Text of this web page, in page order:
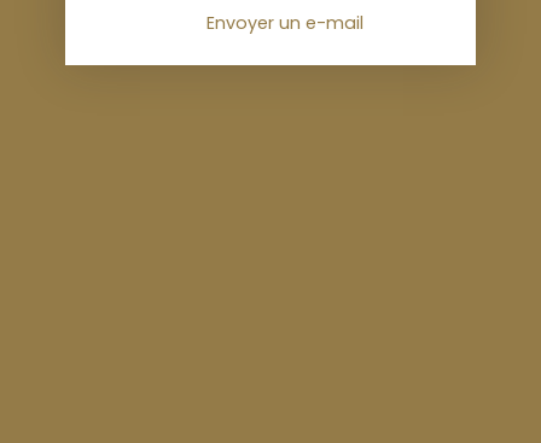
Envoyer un e-mail